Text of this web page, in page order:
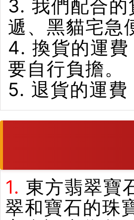
3. 我們配合
遞、黑貓宅急
4. 換貨的運
要自行負擔。
5. 退貨的運
1. 東方翡翠寶
翠和寶石的珠